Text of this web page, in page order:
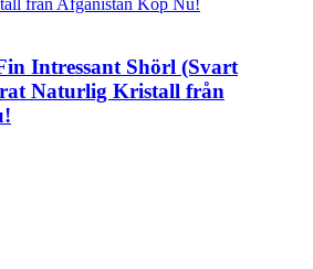
Intressant Shörl (Svart
Naturlig Kristall från